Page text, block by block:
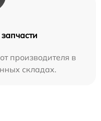
производителя в
складах.